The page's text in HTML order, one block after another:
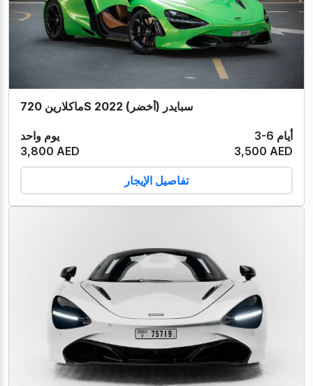
ماكلارين 720S سبايدر (أخضر) 2022
يوم واحد
3-6 أيام
3,800 AED
3,500 AED
تفاصيل الإيجار